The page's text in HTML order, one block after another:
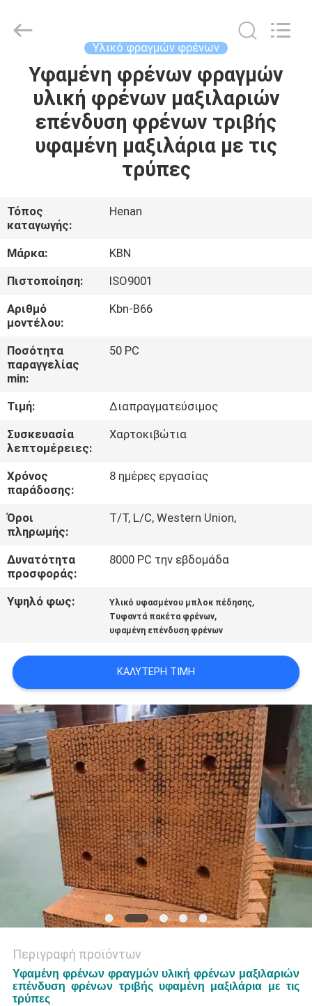
ΣΠΊΤΙ
ΠΡΟΪΌΝΤΑ
ΠΕΡΊΠΟΥ
ΓΎΡΟΣ
ΕΡΓΟΣΤΑΣΊΩΝ
ΠΟΙΟΤΙΚΌΣ
ΈΛΕΓΧΟΣ
ΜΑΣ
ΣΕ
ΕΠΑΦΉ
ΈΝΑ
ΑΠΌΣΠΑΣΜΑ
SITEMAP
POLICY
Reserved.
Υλικό φραγμών φρένων
Υφαμένη φρένων φραγμών
υλική φρένων μαξιλαριών
επένδυση φρένων τριβής
υφαμένη μαξιλάρια με τις
τρύπες
Τόπος
καταγωγής:
Henan
Μάρκα:
KBN
Πιστοποίηση:
ISO9001
Αριθμό
μοντέλου:
Kbn-B66
Ποσότητα
παραγγελίας
min:
50 PC
Τιμή:
Διαπραγματεύσιμος
Συσκευασία
λεπτομέρειες:
Χαρτοκιβώτια
Χρόνος
παράδοσης:
8 ημέρες εργασίας
Όροι
πληρωμής:
T/T, L/C, Western Union,
Δυνατότητα
προσφοράς:
8000 PC την εβδομάδα
Υψηλό φως: Υλικό υφασμένου μπλοκ πέδησης,
Τυφαντά πακέτα φρένων,
υφαμένη επένδυση φρένων
ΚΑΛΎΤΕΡΗ ΤΙΜΉ
Περιγραφή προϊόντων
Υφαμένη φρένων φραγμών υλική φρένων μαξιλαριών
επένδυση φρένων τριβής υφαμένη μαξιλάρια με τις
τρύπες